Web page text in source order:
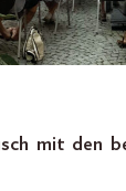
mit den